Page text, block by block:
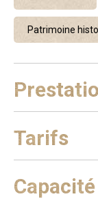
Patrimoine
Tarifs
Capacité